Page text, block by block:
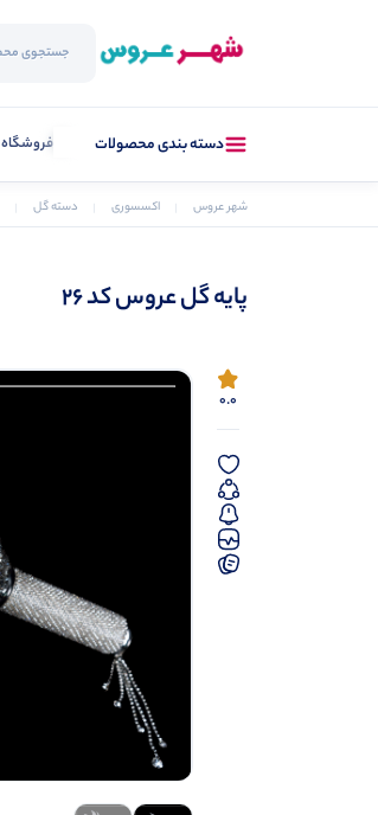
دسته بندی محصولات فروشگاه
شهر عروس اکسسوری دسته گل
پایه گل عروس کد 26
0.0